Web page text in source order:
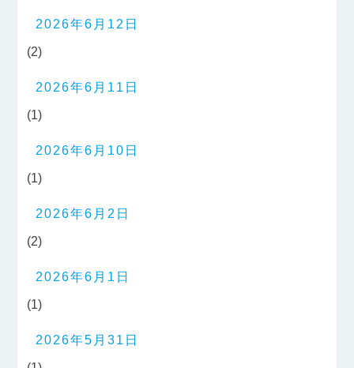
2026年6月12日
(2)
2026年6月11日
(1)
2026年6月10日
(1)
2026年6月2日
(2)
2026年6月1日
(1)
2026年5月31日